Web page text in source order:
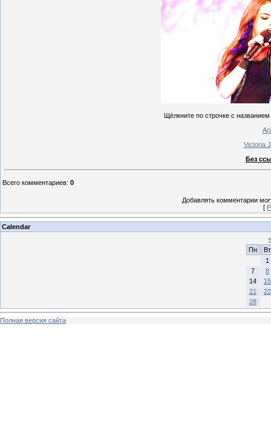
Щёлкните по строчке с
Victoria
Без
Всего комментариев: 0
Добавлять комментарии
[
Calendar
«
Пн
Вт
1
7
8
14
15
21
22
28
Полная версия сайта